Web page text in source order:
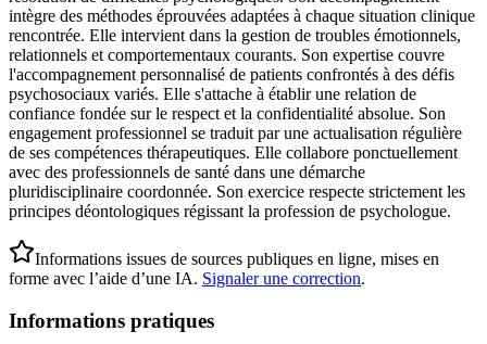
intègre des méthodes éprouvées adaptées à chaque situation clinique
rencontrée. Elle intervient dans la gestion de troubles émotionnels,
relationnels et comportementaux courants. Son expertise couvre
l'accompagnement personnalisé de patients confrontés à des défis
psychosociaux variés. Elle s'attache à établir une relation de
confiance fondée sur le respect et la confidentialité absolue. Son
engagement professionnel se traduit par une actualisation régulière
de ses compétences thérapeutiques. Elle collabore ponctuellement
avec des professionnels de santé dans une démarche
pluridisciplinaire coordonnée. Son exercice respecte strictement les
principes déontologiques régissant la profession de psychologue.
Informations issues de sources publiques en ligne, mises en
forme avec l’aide d’une IA. Signaler une correction.
Informations pratiques